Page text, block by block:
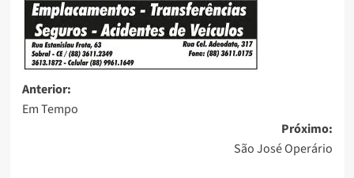
Anterior:
Em Tempo
Próximo:
São José Operário